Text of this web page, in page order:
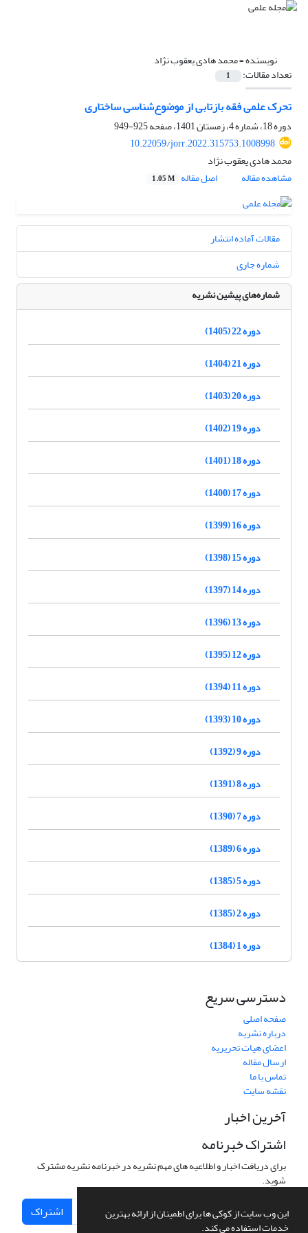
این وب سایت از کوکی ها برای اطمینان از ارائه بهترین
خدمات استفاده می کند.
نویسنده =محمد هادی یعقوب نژاد
تعداد مقالات: 1
تحرک علمی فقه بازتابی از موضوع‌شناسی ساختاری
دوره 18، شماره 4، زمستان 1401، صفحه
925-949
10.22059/jorr.2022.315753.1008998
محمد هادی یعقوب نژاد
مشاهده مقاله
اصل مقاله 1.05 M
مقالات آماده انتشار
شماره جاری
شماره‌های پیشین نشریه
دوره 22 (1405)
دوره 21 (1404)
دوره 20 (1403)
دوره 19 (1402)
دوره 18 (1401)
دوره 17 (1400)
دوره 16 (1399)
دوره 15 (1398)
دوره 14 (1397)
دوره 13 (1396)
دوره 12 (1395)
دوره 11 (1394)
دوره 10 (1393)
دوره 9 (1392)
دوره 8 (1391)
دوره 7 (1390)
دوره 6 (1389)
دوره 5 (1385)
دوره 2 (1385)
دوره 1 (1384)
دسترسی سریع
صفحه اصلی
درباره نشریه
اعضای هیات تحریریه
ارسال مقاله
تماس با ما
نقشه سایت
آخرین اخبار
اشتراک خبرنامه
برای دریافت اخبار و اطلاعیه های مهم نشریه در خبرنامه نشریه مشترک
شوید.
اشتراک